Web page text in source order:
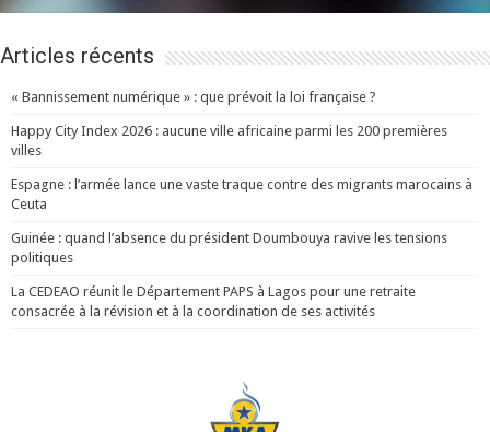
Articles récents
« Bannissement numérique » : que prévoit la loi française ?
Happy City Index 2026 : aucune ville africaine parmi les 200 premières
villes
Espagne : l’armée lance une vaste traque contre des migrants marocains à
Ceuta
Guinée : quand l’absence du président Doumbouya ravive les tensions
politiques
La CEDEAO réunit le Département PAPS à Lagos pour une retraite
consacrée à la révision et à la coordination de ses activités